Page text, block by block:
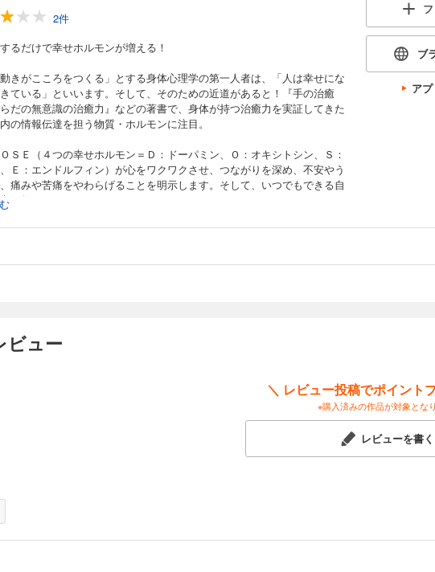
2件
るだけで幸せホルモンが増える！
動きがこころをつくる」とする身体心理学の第一人者は、「人は幸せにな
ている」といいます。そして、そのための近道があると！『手の治癒
だの無意識の治癒力』などの著書で、身体が持つ治癒力を実証してきた
の情報伝達を担う物質・ホルモンに注目。
ＳＥ（４つの幸せホルモン＝Ｄ：ドーパミン、Ｏ：オキシトシン、Ｓ：
Ｅ：エンドルフィン）が心をワクワクさせ、つながりを深め、不安やう
痛みや苦痛をやわらげることを明示します。そして、いつでもできる自
を教えます！
ブ
ア
ビュー
＼ レビュー投稿でポイント
※購入済みの作品が対象とな
レビューを書く